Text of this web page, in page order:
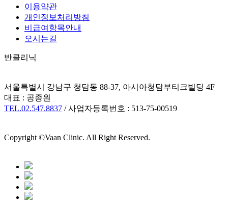
이용약관
개인정보처리방침
비급여항목안내
오시는길
반클리닉
서울특별시 강남구 청담동 88-37, 아시아청담부티크빌딩 4F
대표 : 공종원
TEL.02.547.8837 / 사업자등록번호 : 513-75-00519
Copyright ©Vaan Clinic. All Right Reserved.